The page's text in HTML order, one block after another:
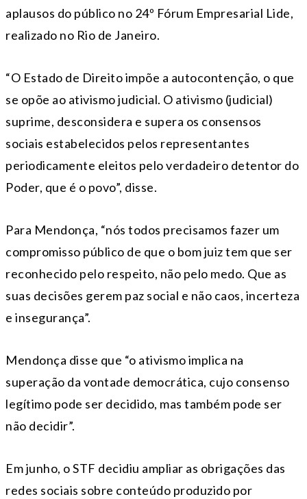
aplausos do público no 24º Fórum Empresarial Lide,
realizado no Rio de Janeiro.
“O Estado de Direito impõe a autocontenção, o que
se opõe ao ativismo judicial. O ativismo (judicial)
suprime, desconsidera e supera os consensos
sociais estabelecidos pelos representantes
periodicamente eleitos pelo verdadeiro detentor do
Poder, que é o povo”, disse.
Para Mendonça, “nós todos precisamos fazer um
compromisso público de que o bom juiz tem que ser
reconhecido pelo respeito, não pelo medo. Que as
suas decisões gerem paz social e não caos, incerteza
e insegurança”.
Mendonça disse que “o ativismo implica na
superação da vontade democrática, cujo consenso
legítimo pode ser decidido, mas também pode ser
não decidir”.
Em junho, o STF decidiu ampliar as obrigações das
redes sociais sobre conteúdo produzido por